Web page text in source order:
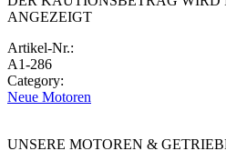
ANGEZEIGT
Artikel-Nr.:
A1-286
Category:
Neue Motoren
UNSERE MOTOREN &